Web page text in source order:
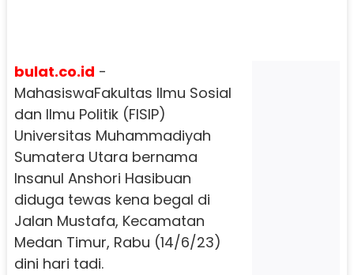
bulat.co.id -
MahasiswaFakultas Ilmu Sosial
dan Ilmu Politik (FISIP)
Universitas Muhammadiyah
Sumatera Utara bernama
Insanul Anshori Hasibuan
diduga tewas kena begal di
Jalan Mustafa, Kecamatan
Medan Timur, Rabu (14/6/23)
dini hari tadi.